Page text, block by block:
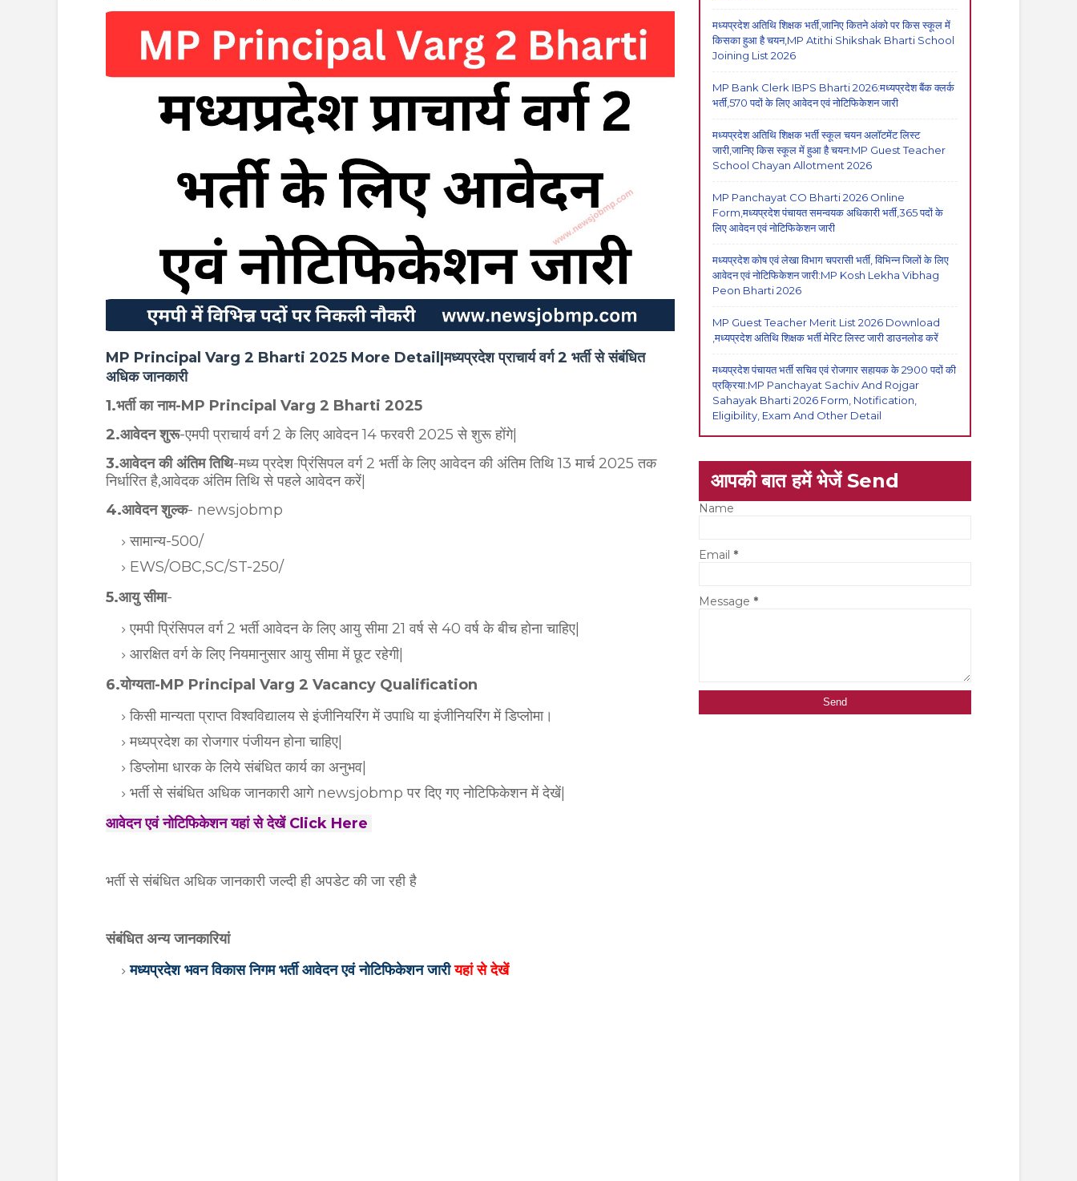
MP Principal Varg 2 Bharti 2025 More Detail|मध्यप्रदेश प्राचार्य वर्ग 2 भर्ती से संबंधित
अधिक जानकारी
1.भर्ती का नाम-MP Principal Varg 2 Bharti 2025
2.आवेदन शुरू-एमपी प्राचार्य वर्ग 2 के लिए आवेदन 14 फरवरी 2025 से शुरू होंगे|
3.आवेदन की अंतिम तिथि-मध्य प्रदेश प्रिंसिपल वर्ग 2 भर्ती के लिए आवेदन की अंतिम तिथि 13 मार्च 2025 तक
निर्धारित है,आवेदक अंतिम तिथि से पहले आवेदन करें|
4.आवेदन शुल्क- newsjobmp
सामान्य-500/
EWS/OBC,SC/ST-250/
5.आयु सीमा-
एमपी प्रिंसिपल वर्ग 2 भर्ती आवेदन के लिए आयु सीमा 21 वर्ष से 40 वर्ष के बीच होना चाहिए|
आरक्षित वर्ग के लिए नियमानुसार आयु सीमा में छूट रहेगी|
6.योग्यता-MP Principal Varg 2 Vacancy Qualification
किसी मान्यता प्राप्त विश्वविद्यालय से इंजीनियरिंग में उपाधि या इंजीनियरिंग में डिप्लोमा।
मध्यप्रदेश का रोजगार पंजीयन होना चाहिए|
डिप्लोमा धारक के लिये संबंधित कार्य का अनुभव|
भर्ती से संबंधित अधिक जानकारी आगे newsjobmp पर दिए गए नोटिफिकेशन में देखें|
आवेदन एवं नोटिफिकेशन यहां से देखें Click Here
भर्ती से संबंधित अधिक जानकारी जल्दी ही अपडेट की जा रही है
संबंधित अन्य जानकारियां
मध्यप्रदेश भवन विकास निगम भर्ती आवेदन एवं नोटिफिकेशन जारीयहां से देखें
मध्यप्रदेश अतिथि शिक्षक भर्ती,जानिए कितने अंको पर किस स्कूल में
किसका हुआ है चयन,MP Atithi Shikshak Bharti School
Joining List 2026
MP Bank Clerk IBPS Bharti 2026:मध्यप्रदेश बैंक क्लर्क
भर्ती,570 पदों के लिए आवेदन एवं नोटिफिकेशन जारी
मध्यप्रदेश अतिथि शिक्षक भर्ती स्कूल चयन अलॉटमेंट लिस्ट
जारी,जानिए किस स्कूल में हुआ है चयन:MP Guest Teacher
School Chayan Allotment 2026
MP Panchayat CO Bharti 2026 Online
Form,मध्यप्रदेश पंचायत समन्वयक अधिकारी भर्ती,365 पदों के
लिए आवेदन एवं नोटिफिकेशन जारी
मध्यप्रदेश कोष एवं लेखा विभाग चपरासी भर्ती, विभिन्न जिलों के लिए
आवेदन एवं नोटिफिकेशन जारी:MP Kosh Lekha Vibhag
Peon Bharti 2026
MP Guest Teacher Merit List 2026 Download
,मध्यप्रदेश अतिथि शिक्षक भर्ती मेरिट लिस्ट जारी डाउनलोड करें
मध्यप्रदेश पंचायत भर्ती सचिव एवं रोजगार सहायक के 2900 पदों की
प्रक्रिया:MP Panchayat Sachiv And Rojgar
Sahayak Bharti 2026 Form, Notification,
Eligibility, Exam And Other Detail
आपकी बात हमें भेजें Send
Name
Email *
Message *